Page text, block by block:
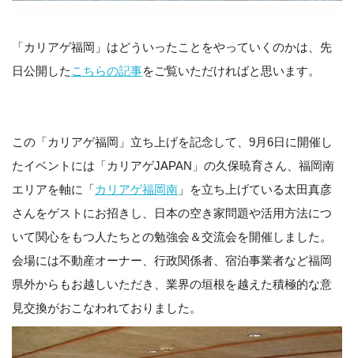
「カリアゲ福岡」はどういったことをやっていくのかは、先
日公開した こちらの記事をご覧いただければと思います。
この「カリアゲ福岡」立ち上げを記念して、9月6日に開催し
たイベントには「カリアゲJAPAN」の久保暁育さん、福岡南
エリアを軸に「カリアゲ福岡南 」を立ち上げている太田真彦
さんをゲストにお招きし、日本の空き家問題や活用方法につ
いて関心をもつ人たちとの勉強会＆交流会を開催しました。
会場には不動産オーナー、行政関係者、宿泊事業者など福岡
県外からもお越しいただき、業界の垣根を越えた積極的な意
見交換がおこなわれておりました。